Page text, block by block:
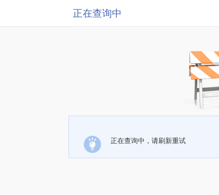
正在查询中
正在查询中，请刷新重试